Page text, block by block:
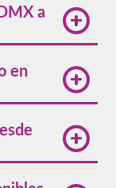
línea recta.
a
en
isla cuenta
es seguro